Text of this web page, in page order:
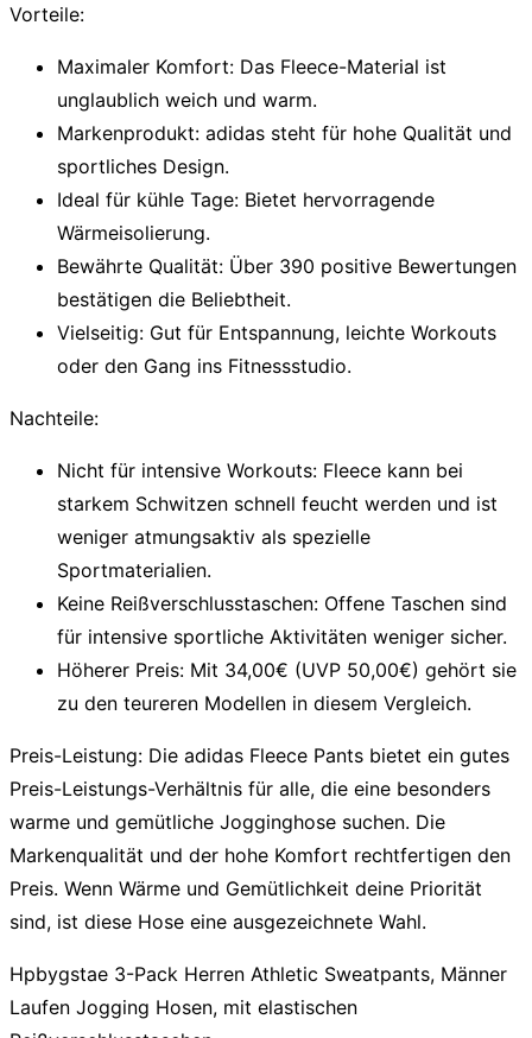
Vorteile:
Maximaler Komfort: Das Fleece-Material ist
unglaublich weich und warm.
Markenprodukt: adidas steht für hohe Qualität und
sportliches Design.
Ideal für kühle Tage: Bietet hervorragende
Wärmeisolierung.
Bewährte Qualität: Über 390 positive Bewertungen
bestätigen die Beliebtheit.
Vielseitig: Gut für Entspannung, leichte Workouts
oder den Gang ins Fitnessstudio.
Nachteile:
Nicht für intensive Workouts: Fleece kann bei
starkem Schwitzen schnell feucht werden und ist
weniger atmungsaktiv als spezielle
Sportmaterialien.
Keine Reißverschlusstaschen: Offene Taschen sind
für intensive sportliche Aktivitäten weniger sicher.
Höherer Preis: Mit 34,00€ (UVP 50,00€) gehört sie
zu den teureren Modellen in diesem Vergleich.
Preis-Leistung: Die adidas Fleece Pants bietet ein gutes
Preis-Leistungs-Verhältnis für alle, die eine besonders
warme und gemütliche Jogginghose suchen. Die
Markenqualität und der hohe Komfort rechtfertigen den
Preis. Wenn Wärme und Gemütlichkeit deine Priorität
sind, ist diese Hose eine ausgezeichnete Wahl.
Hpbygstae 3-Pack Herren Athletic Sweatpants, Männer
Laufen Jogging Hosen, mit elastischen